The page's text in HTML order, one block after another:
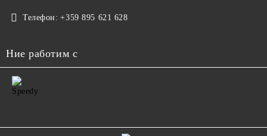
Телефон: +359 895 621 628
Ние работим с